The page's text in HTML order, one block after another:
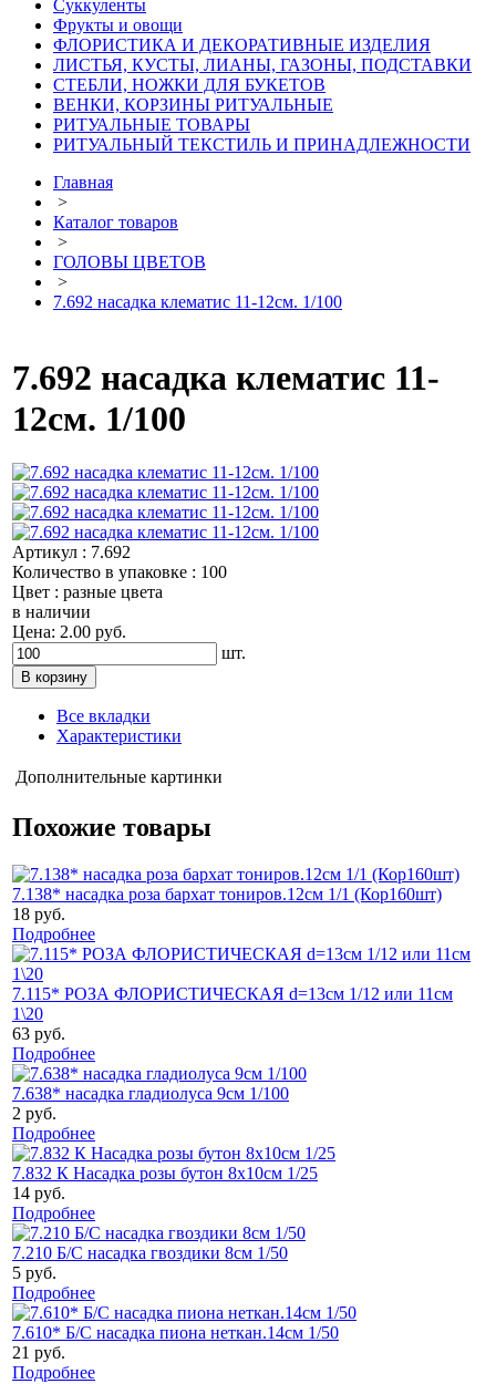
Суккуленты
Фрукты и овощи
ФЛОРИСТИКА И ДЕКОРАТИВНЫЕ ИЗДЕЛИЯ
ЛИСТЬЯ, КУСТЫ, ЛИАНЫ, ГАЗОНЫ, ПОДСТАВКИ
СТЕБЛИ, НОЖКИ ДЛЯ БУКЕТОВ
ВЕНКИ, КОРЗИНЫ РИТУАЛЬНЫЕ
РИТУАЛЬНЫЕ ТОВАРЫ
РИТУАЛЬНЫЙ ТЕКСТИЛЬ И ПРИНАДЛЕЖНОСТИ
Главная
>
Каталог товаров
>
ГОЛОВЫ ЦВЕТОВ
>
7.692 насадка клематис 11-12см. 1/100
7.692 насадка клематис 11-
12см. 1/100
Артикул : 7.692
Количество в упаковке : 100
Цвет : разные цвета
в наличии
Цена: 2.00 руб.
шт.
Все вкладки
Характеристики
Дополнительные картинки
Похожие товары
7.138* насадка роза бархат тониров.12см 1/1 (Кор160шт)
18 руб.
Подробнее
7.115* РОЗА ФЛОРИСТИЧЕСКАЯ d=13см 1/12 или 11см
1\20
63 руб.
Подробнее
7.638* насадка гладиолуса 9см 1/100
2 руб.
Подробнее
7.832 К Насадка розы бутон 8х10см 1/25
14 руб.
Подробнее
7.210 Б/С насадка гвоздики 8см 1/50
5 руб.
Подробнее
7.610* Б/С насадка пиона неткан.14см 1/50
21 руб.
Подробнее